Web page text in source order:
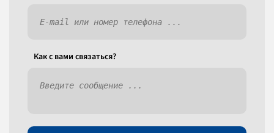
Как c вами связаться?